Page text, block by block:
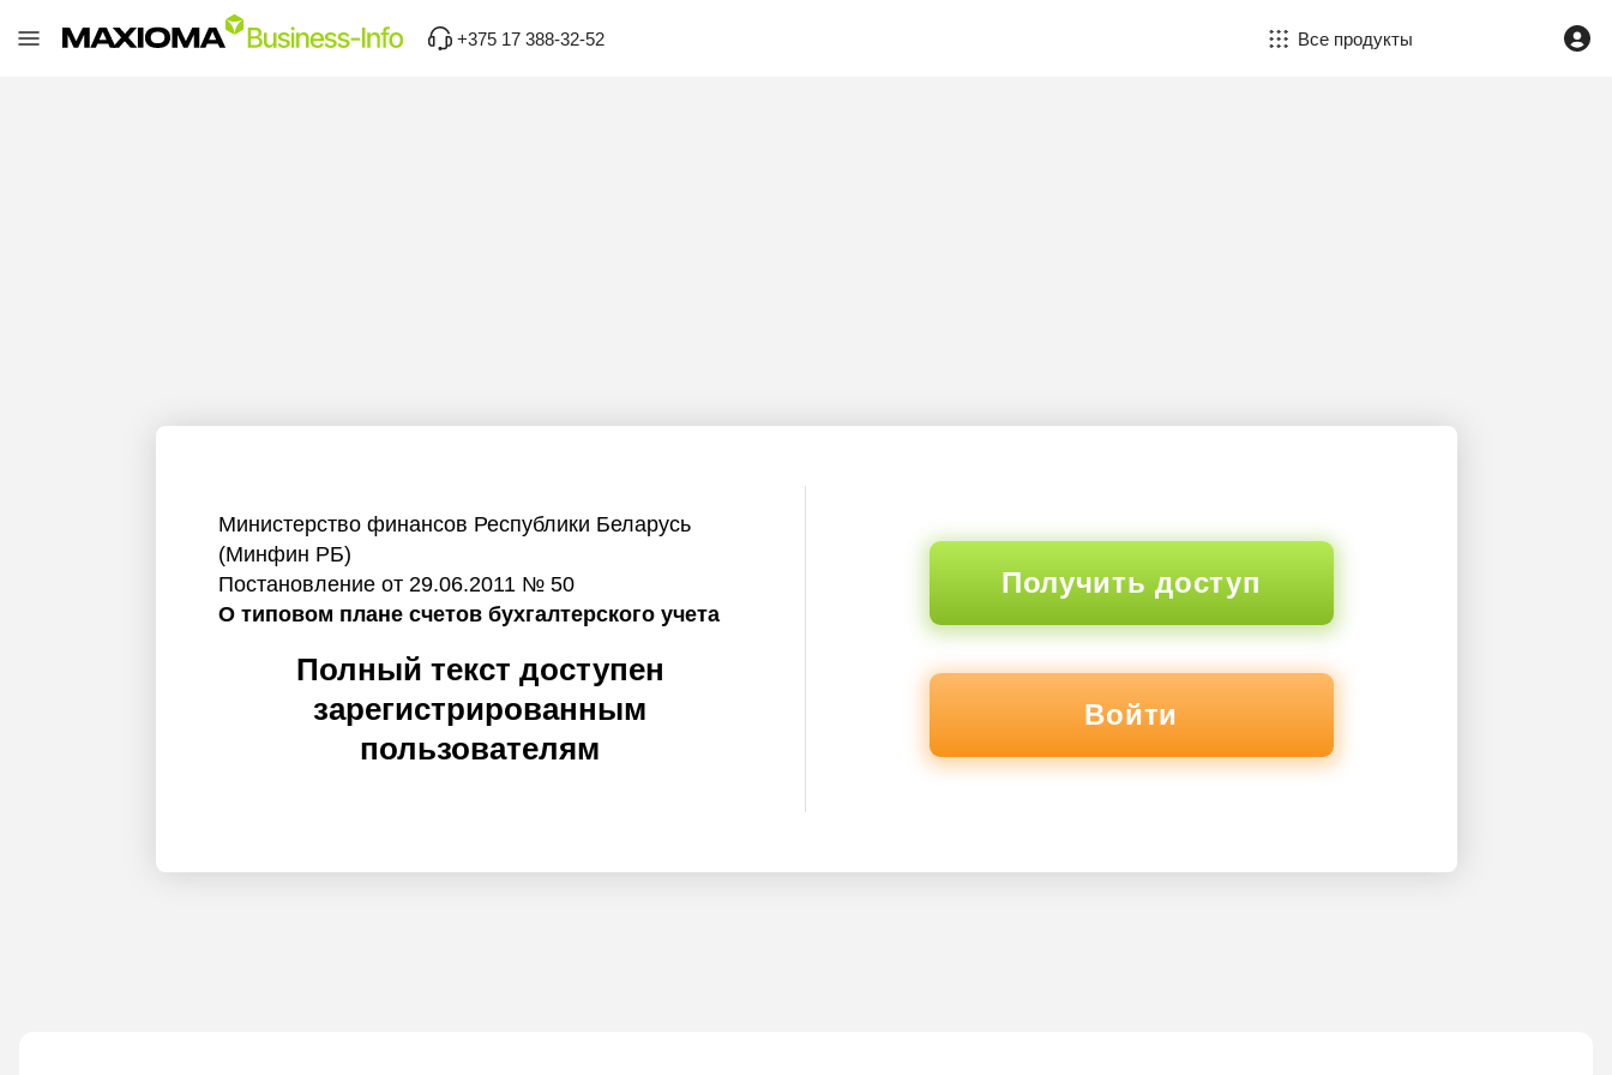
+375 17 388-32-52 Все продукты
Министерство финансов Республики Беларусь
(Минфин РБ)
Постановление от 29.06.2011 № 50
О типовом плане счетов бухгалтерского учета
Полный текст доступен
зарегистрированным
пользователям
Получить доступ
Войти